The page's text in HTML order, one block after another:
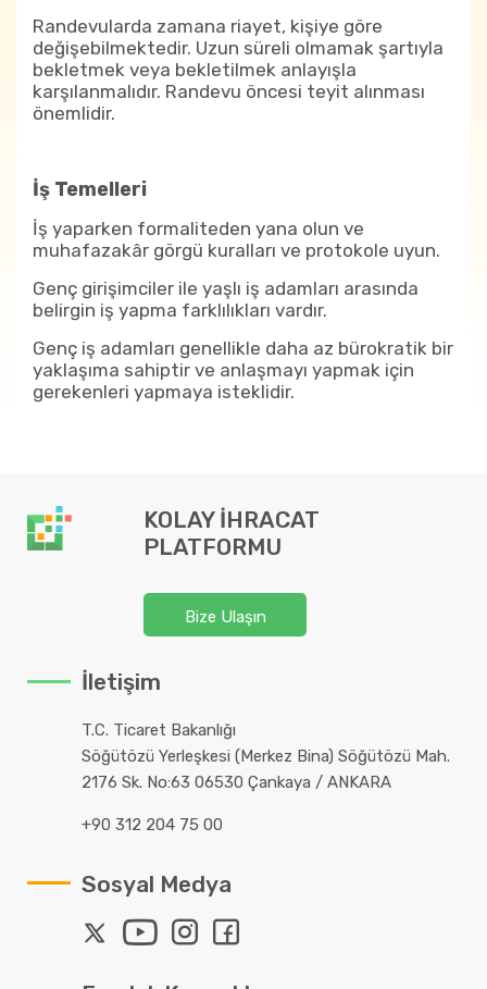
Randevularda zamana riayet, kişiye göre
değişebilmektedir. Uzun süreli olmamak şartıyla
bekletmek veya bekletilmek anlayışla
karşılanmalıdır. Randevu öncesi teyit alınması
önemlidir.
İş Temelleri
İş yaparken formaliteden yana olun ve
muhafazakâr görgü kuralları ve protokole uyun.
Genç girişimciler ile yaşlı iş adamları arasında
belirgin iş yapma farklılıkları vardır.
Genç iş adamları genellikle daha az bürokratik bir
yaklaşıma sahiptir ve anlaşmayı yapmak için
gerekenleri yapmaya isteklidir.
KOLAY İHRACAT
PLATFORMU
Bize Ulaşın
İletişim
T.C. Ticaret Bakanlığı
Söğütözü Yerleşkesi (Merkez Bina) Söğütözü Mah.
2176 Sk. No:63 06530 Çankaya / ANKARA
+90 312 204 75 00
Sosyal Medya